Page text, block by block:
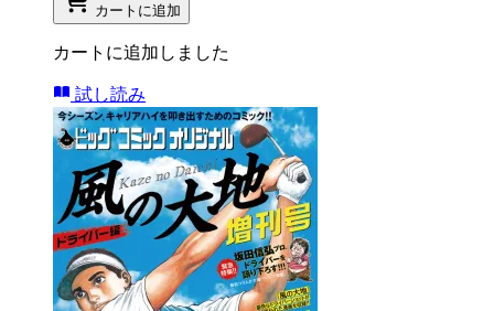
カートに追加
カートに追加しました
試し読み